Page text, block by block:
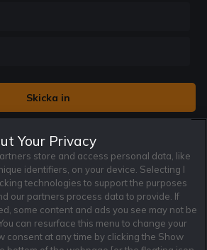
från Rekatochklart och jag är 18+. Regler
Ansvarsfullt Spelande Cookie Policy
Your Privacy
store and access personal data, like
identifiers, on your device. Selecting I
technologies to support the purposes
our partners process data to provide. If
some content and ads you see may not be
can resurface this menu to change your
consent at any time by clicking the Show